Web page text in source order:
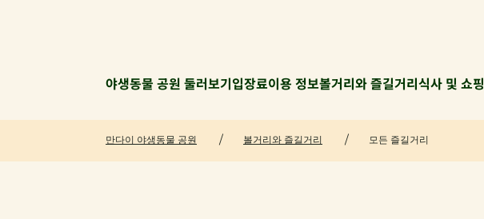
야생동물 공원 둘러보기입장료이용 정보볼거리와 즐길거리식사 및 쇼핑
만다이 야생동물 공원 볼거리와 즐길거리 모든 즐길거리